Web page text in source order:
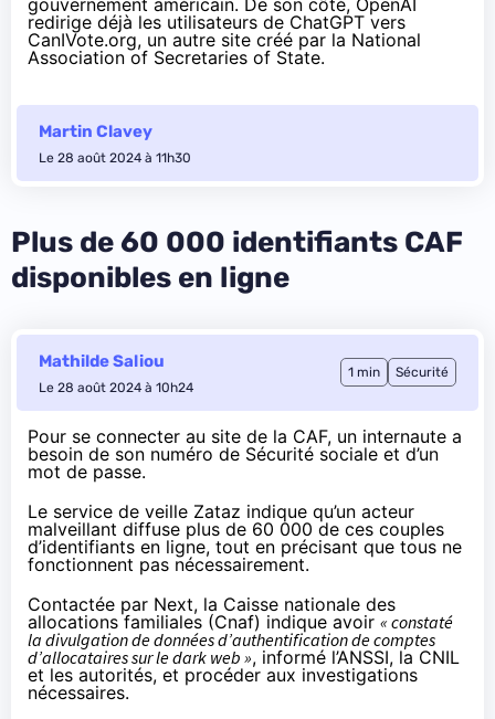
redirige déjà les utilisateurs de ChatGPT vers
CanIVote.org, un autre site créé par la National
Association of Secretaries of State.
Martin Clavey
Le 28 août 2024 à 11h30
Plus de 60 000 identifiants CAF
disponibles en ligne
Mathilde Saliou
Le 28 août 2024 à 10h24
1 min Sécurité
Pour se connecter au site de la CAF, un internaute a
besoin de son numéro de Sécurité sociale et d’un
mot de passe.
Le service de veille Zataz indique qu’un acteur
malveillant diffuse plus de 60 000 de ces couples
d’identifiants en ligne, tout en précisant que tous ne
fonctionnent pas nécessairement.
Contactée par Next, la Caisse nationale des
allocations familiales (Cnaf) indique avoir « constaté
la divulgation de données d’authentification de comptes
d’allocataires sur le dark web », informé l’ANSSI, la CNIL
et les autorités, et procéder aux investigations
nécessaires.